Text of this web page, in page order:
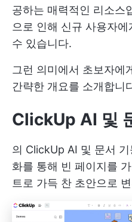
공하는 매력적인 리소스
으로 인해 신규 사용자
수 있습니다.
그런 의미에서 초보자에
간략한 개요를 소개합니
ClickUp AI 및
의 ClickUp AI 및 문서
화를 통해 빈 페이지를
트로 가득 찬 초안으로